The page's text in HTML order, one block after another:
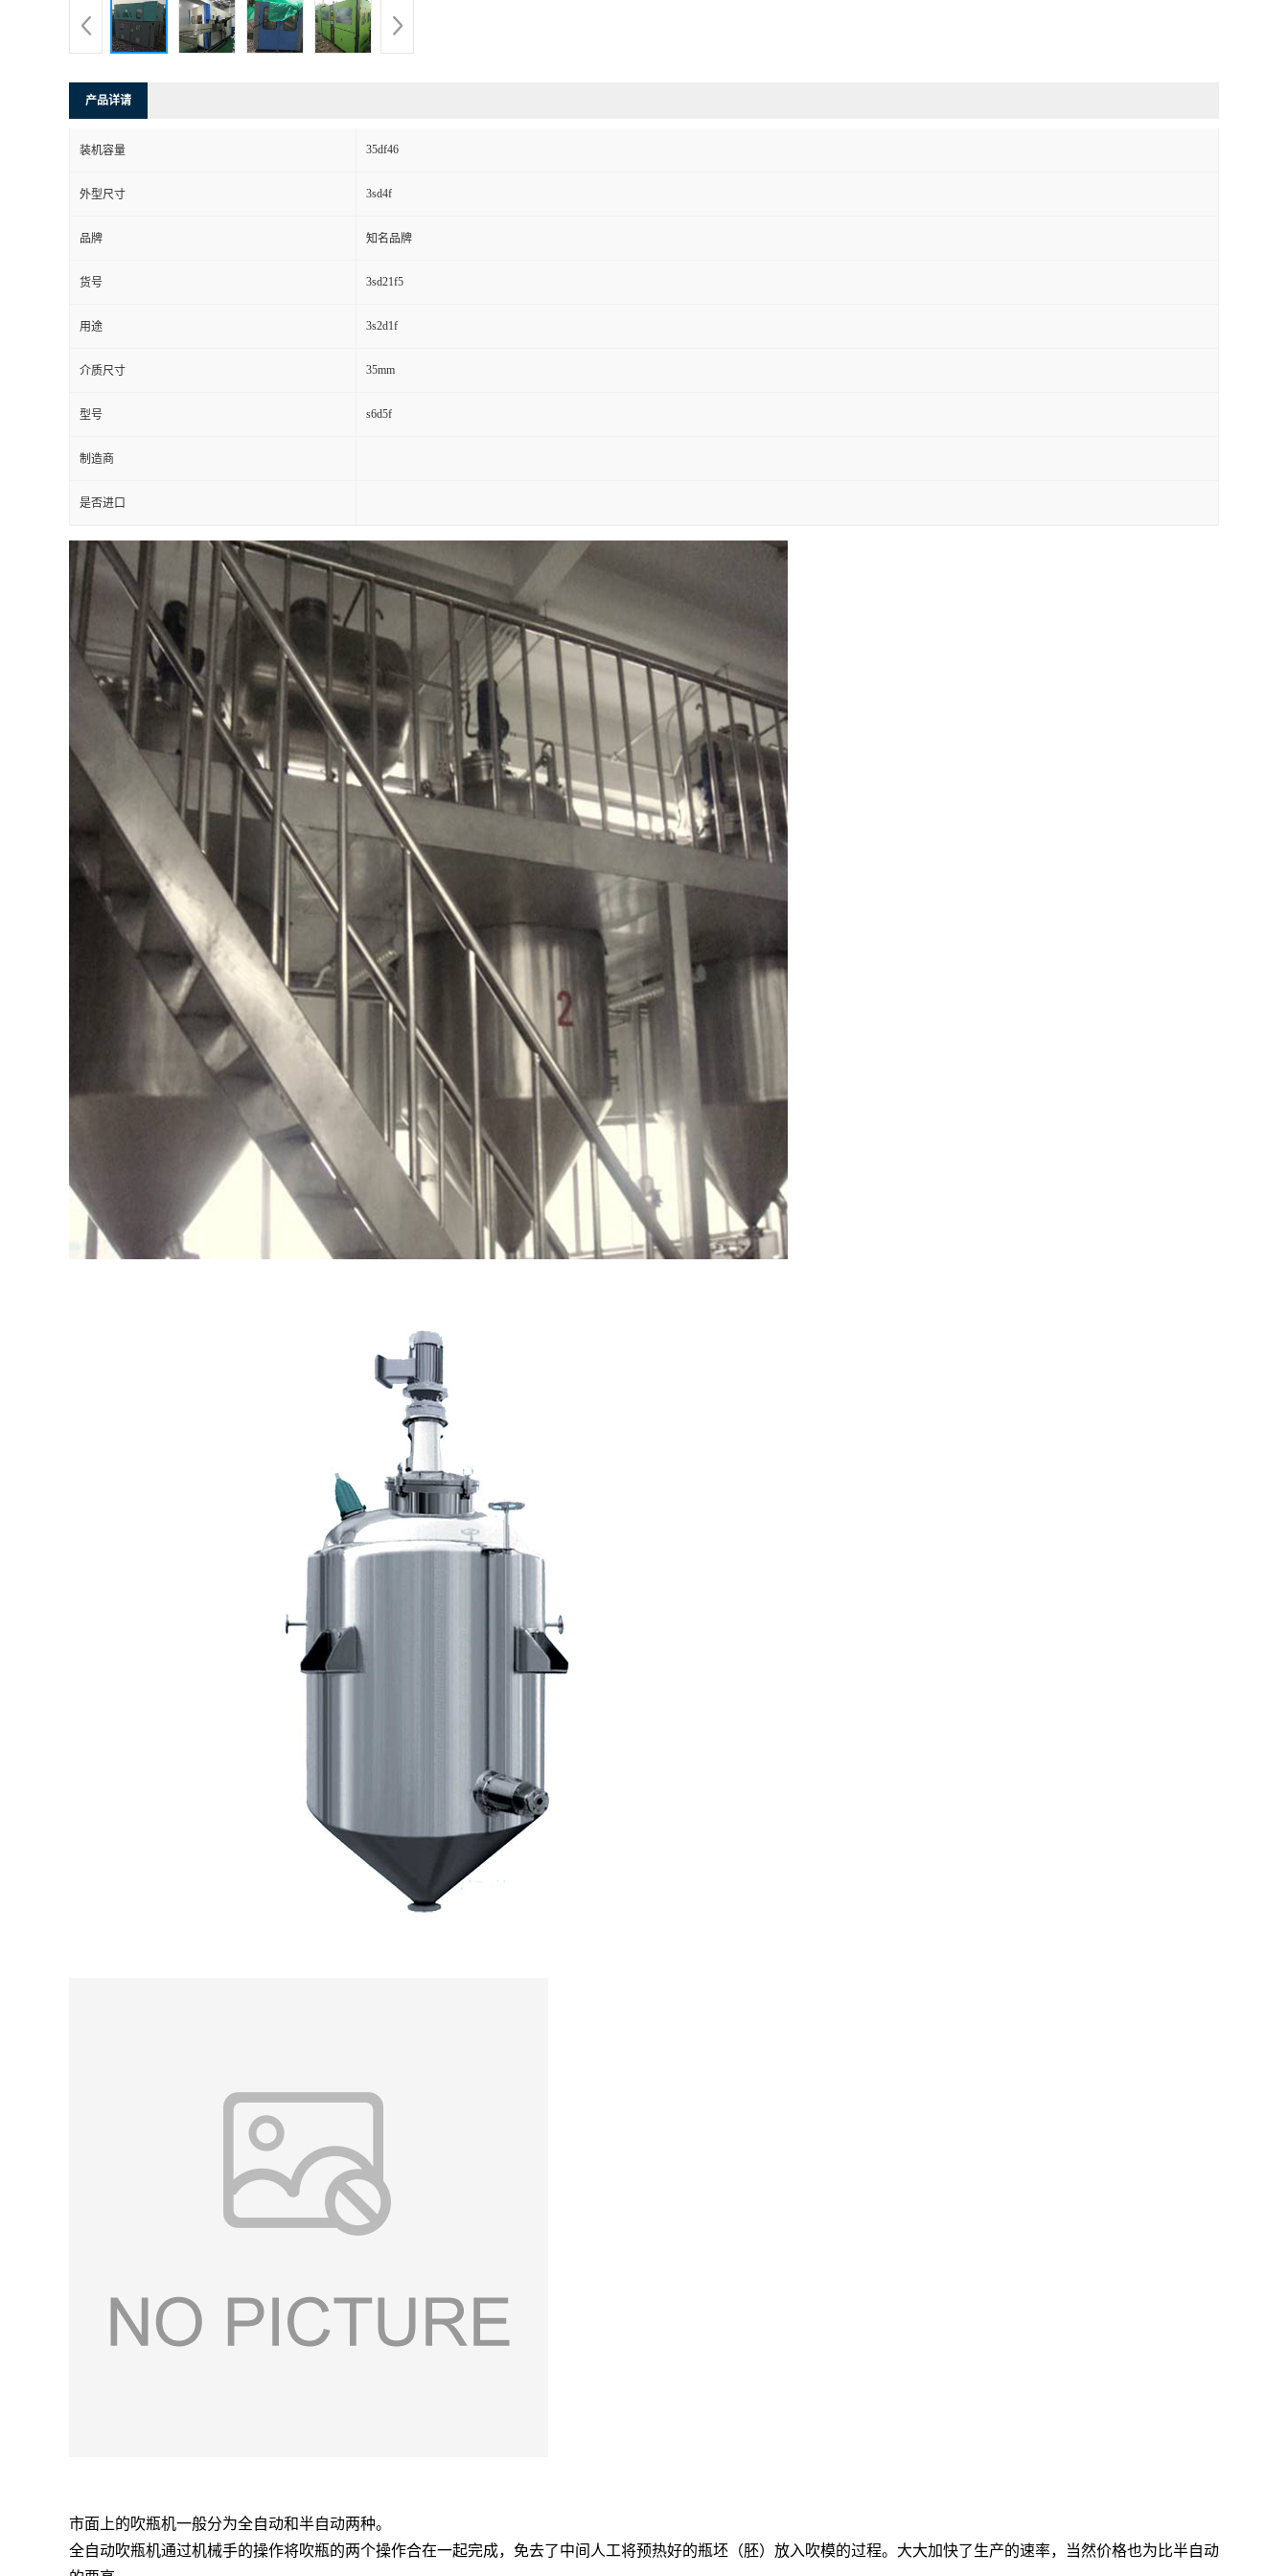
产品详请
装机容量 35df46
外型尺寸 3sd4f
品牌 知名品牌
货号 3sd21f5
用途 3s2d1f
介质尺寸 35mm
型号 s6d5f
制造商
是否进口
市面上的吹瓶机一般分为全自动和半自动两种。
全自动吹瓶机通过机械手的操作将吹瓶的两个操作合在一起完成，免去了中间人工将预热好的瓶坯（胚）放入吹模的过程。大大加快了生产的速率，当然价格也为比半自动